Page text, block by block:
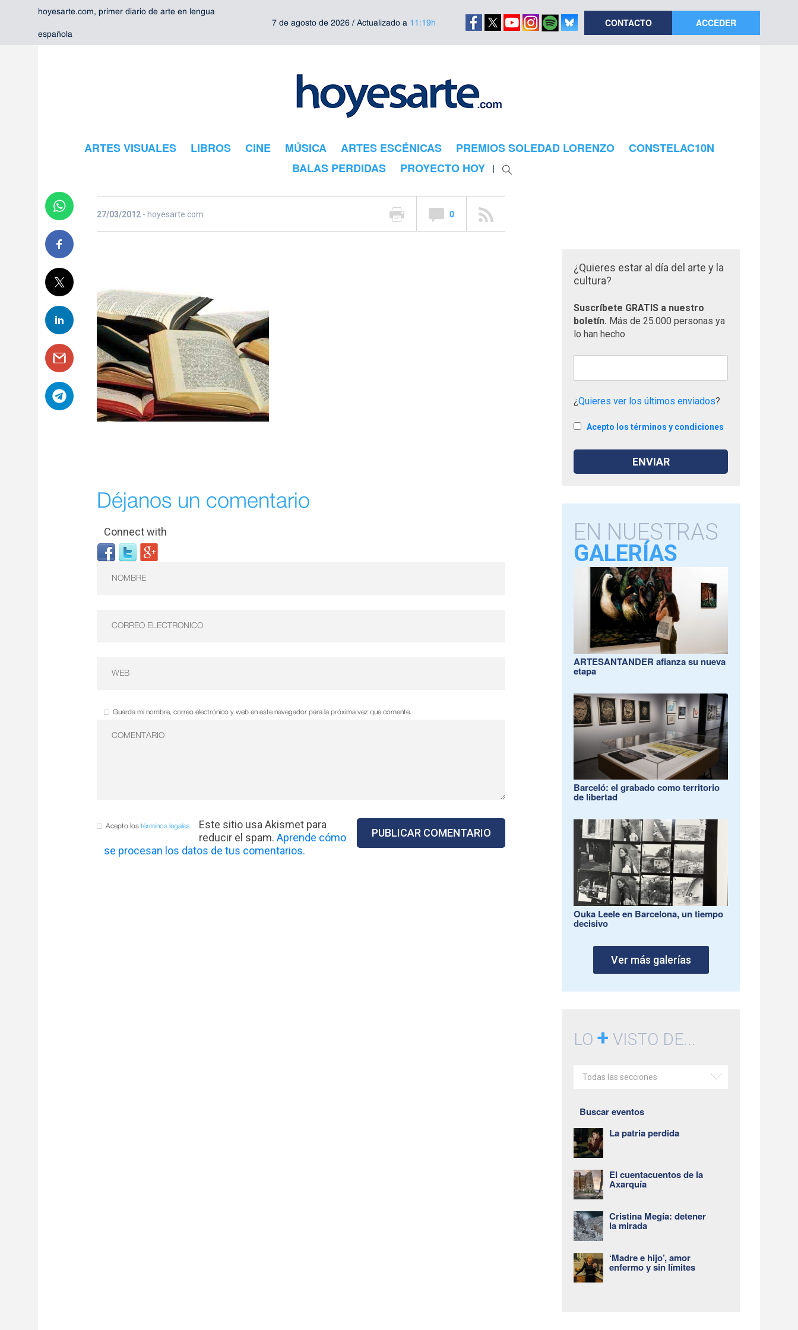
hoyesarte.com, primer diario de arte en lengua
española
7 de agosto de 2026 / Actualizado a 11:19h CONTACTO ACCEDER
ARTES VISUALES LIBROS CINE MÚSICA ARTES ESCÉNICAS PREMIOS SOLEDAD LORENZO
CONSTELAC10N
BALAS PERDIDAS
PROYECTO HOY
books
27/03/2012 - hoyesarte.com 0
Déjanos un comentario
Connect with
Guarda mi nombre, correo electrónico y web en este navegador para la próxima vez que comente.
Acepto los términos legales
Este sitio usa Akismet para
reducir el spam. Aprende cómo
se procesan los datos de tus comentarios.
¿Quieres estar al día del arte y la
cultura?
Suscríbete GRATIS a nuestro
boletín. Más de 25.000 personas ya
lo han hecho
¿Quieres ver los últimos enviados?
Acepto los términos y condiciones
EN NUESTRAS
GALERÍAS
ARTESANTANDER afianza su nueva
etapa
Barceló: el grabado como territorio
de libertad
Ouka Leele en Barcelona, un tiempo
decisivo
Ver más galerías
LO+ VISTO DE...
Todas las secciones
Buscar eventos
La patria perdida
El cuentacuentos de la
Axarquía
Cristina Megía: detener
la mirada
‘Madre e hijo’, amor
enfermo y sin límites